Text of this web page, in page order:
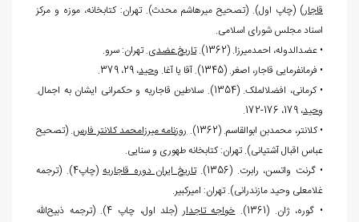
قاجار) (چاپ اول). (تصحیح میرهاشم محدث). تهران: کتابخانه، موزه و مرکز
اسناد مجلس شورای اسلامی.
• عضدالدوله، احمدمیرزا. (1362).
تاریخ عضدی. تهران: سرو.
• فرمانفرمایی قاجار، اصغر. (1345). آقا یا آغا.
وحید، 29، 379.
• کرمانی، افضل‏الملک. (1354). سلاطین قاجاریه و حکمرانی ایشان به اجمال.
وحید، 179، 176-172.
• كلانتر، محمدبن ابوالقاسم. (1362).
روزنامه میرزامحمد کلانتر فارس. (تصحیح
عباس اقبال آشتیانی). تهران: کتابخانه طهوری و سنایی.
• گرنت واتسن، رابرت. (1356).
تاریخ ایران دوره قاجاریه
(چاپ4). (ترجمه
غلامعلی وحید مازندرانی). تهران: امیرکبیر.
• گوره، ژان. (1361).
خواجه تاجدار(جلد اول، چاپ 4). (ترجمه ذبیح
الله